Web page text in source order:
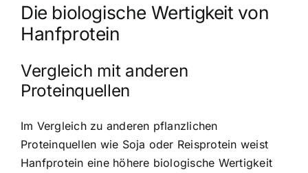
Die biologische Wertigkeit von
Hanfprotein
Vergleich mit anderen
Proteinquellen
Im Vergleich zu anderen pflanzlichen
Proteinquellen wie Soja oder Reisprotein weist
Hanfprotein eine höhere biologische Wertigkeit